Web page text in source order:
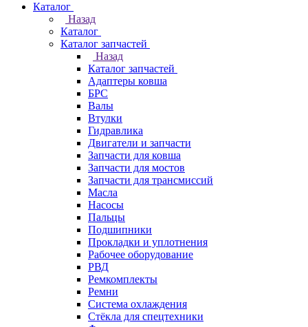
Каталог
Назад
Каталог
Каталог запчастей
Назад
Каталог запчастей
Адаптеры ковша
БРС
Валы
Втулки
Гидравлика
Двигатели и запчасти
Запчасти для ковша
Запчасти для мостов
Запчасти для трансмиссий
Масла
Насосы
Пальцы
Подшипники
Прокладки и уплотнения
Рабочее оборудование
РВД
Ремкомплекты
Ремни
Система охлаждения
Стёкла для спецтехники